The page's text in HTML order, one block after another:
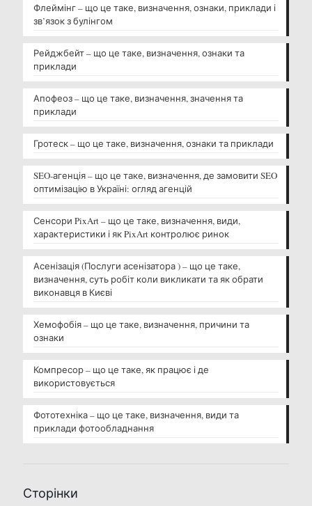
Флеймінг – що це таке, визначення, ознаки, приклади і
зв’язок з булінгом
Рейджбейт – що це таке, визначення, ознаки та
приклади
Апофеоз – що це таке, визначення, значення та
приклади
Гротеск – що це таке, визначення, ознаки та приклади
SEO-агенція – що це таке, визначення, де замовити SEO
оптимізацію в Україні: огляд агенцій
Сенсори PixArt – що це таке, визначення, види,
характеристики і як PixArt контролює ринок
Асенізація (Послуги асенізатора ) – що це таке,
визначення, суть робіт коли викликати та як обрати
виконавця в Києві
Хемофобія – що це таке, визначення, причини та
ознаки
Компресор – що це таке, як працює і де
використовується
Фототехніка – що це таке, визначення, види та
приклади фотообладнання
Сторінки